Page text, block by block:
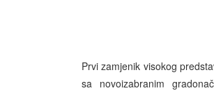
Prvi zamjenik visokog
sa novoizabranim